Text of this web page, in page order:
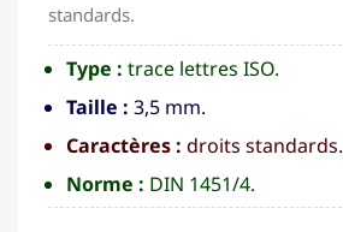
standards.
Type : trace lettres ISO.
Taille : 3,5 mm.
Caractères : droits standards.
Norme : DIN 1451/4.